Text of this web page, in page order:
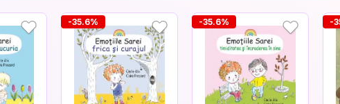
-35.6% -35.6% -